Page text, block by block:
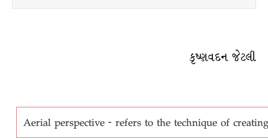
કૃષ્ણવદન જેટલી
Aerial perspective - refers to the technique of